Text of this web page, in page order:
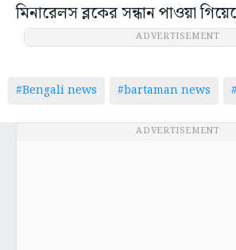
মিনারেলস ব্লকের সন্ধান পাওয়া
ADVERTISEMENT
#Bengali news #bartaman news
ADVERTISEMENT